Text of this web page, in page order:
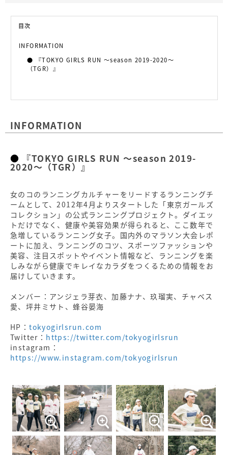
目次
INFORMATION
『TOKYO GIRLS RUN 〜season 2019-2020〜
（TGR）』
INFORMATION
『TOKYO GIRLS RUN 〜season 2019-
2020〜（TGR）』
女のコのランニングカルチャーをリードするランニングチ
ームとして、2012年4月よりスタートした「東京ガールズ
コレクション」の公式ランニングプロジェクト。ダイエッ
トだけでなく、健康や美容効果が得られると、ここ数年で
急増しているランニング女子。国内外のマラソン大会レポ
ートに加え、ランニングのコツ、スポーツファッションや
美容、注目スポットやイベント情報など、ランニングを楽
しみながら健康でキレイなカラダをつくるための情報をお
届けしていきます。
メンバー：アンジェラ芽衣、加藤ナナ、玖瑠実、チャベス
愛、坪井ミサト、蜂谷晏海
HP：tokyogirlsrun.com
Twitter： https://twitter.com/tokyogirlsrun
instagram：
https://www.instagram.com/tokyogirlsrun